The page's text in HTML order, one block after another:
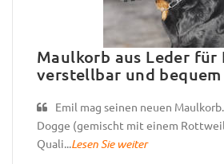
Maulkorb aus Leder
verstellbar und bequem
Emil mag seinen neuen
Dogge (gemischt mit einem
Quali...Lesen Sie weiter